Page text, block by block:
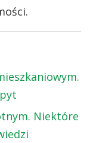
Niektóre